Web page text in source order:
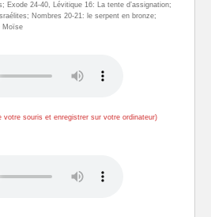
Exode 24-40, Lévitique 16: La tente d’assignation;
Nombres 20-21: le serpent en bronze;
Moïse
souris et enregistrer sur votre ordinateur)